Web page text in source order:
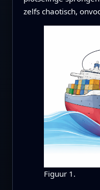
zelfs chaotisch,
Figuur 1.